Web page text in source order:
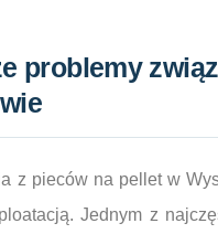
problemy
z pieców na pellet w
Jednym z